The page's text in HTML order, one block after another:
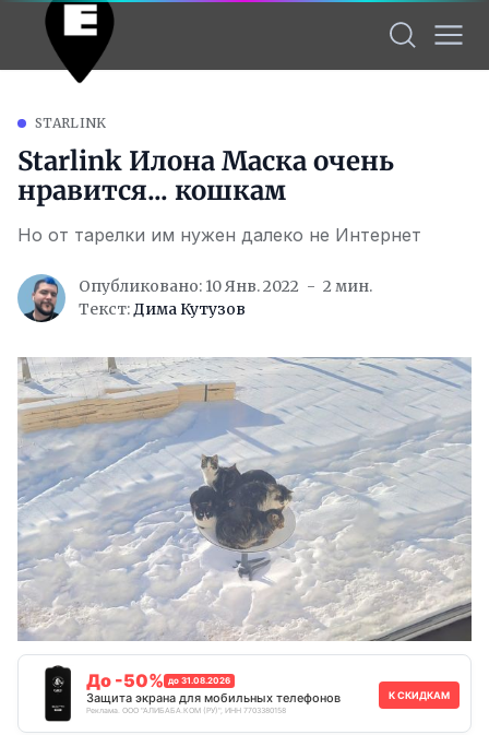
STARLINK
Starlink Илона Маска очень
нравится... кошкам
Но от тарелки им нужен далеко не Интернет
Опубликовано: 10 Янв. 2022
2 мин.
Текст:Дима Кутузов
До -50% до 31.08.2026
Защита экрана для мобильных телефонов
Реклама. ООО "АЛИБАБА.КОМ (РУ)", ИНН 7703380158
К СКИДКАМ